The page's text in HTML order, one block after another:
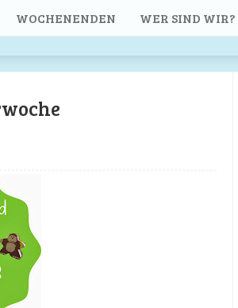
WOCHENENDEN WER SIND